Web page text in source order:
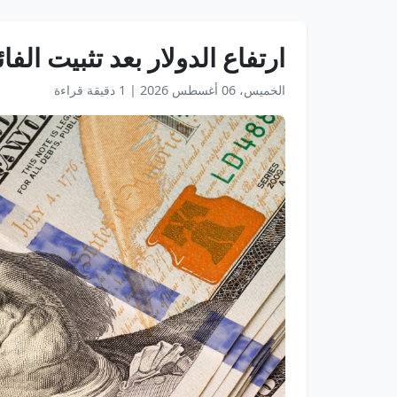
ارتفاع الدولار بعد تثبيت
الخميس، 06 أغسطس 2026 | 1 دقيقة قراءة